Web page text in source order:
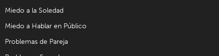
Miedo a la Soledad
Miedo a Hablar en Público
Problemas de Pareja